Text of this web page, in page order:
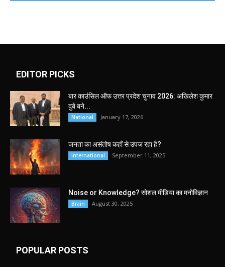
EDITOR PICKS
बार काउंसिल ऑफ उत्तर प्रदेश चुनाव 2026: अखिलेश कुमार
दुबे बने...
National January 17, 2026
जनता का असंतोष कहाँ से उपज रहा है?
International September 11, 2025
Noise or Knowledge? सोशल मीडिया का मनोविज्ञान
Brain August 30, 2025
POPULAR POSTS